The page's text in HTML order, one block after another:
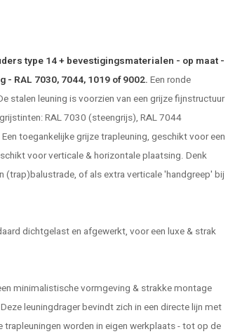
type 14 + bevestigingsmaterialen - op maat -
RAL 7030, 7044, 1019 of 9002. Een ronde
stalen leuning is voorzien van een grijze fijnstructuur
RAL 7030 (steengrijs), RAL 7044
toegankelijke grijze trapleuning, geschikt voor een
voor verticale & horizontale plaatsing. Denk
(trap)balustrade, of als extra verticale 'handgreep' bij
dichtgelast en afgewerkt, voor een luxe & strak
minimalistische vormgeving & strakke montage
leuningdrager bevindt zich in een directe lijn met
worden in eigen werkplaats - tot op de